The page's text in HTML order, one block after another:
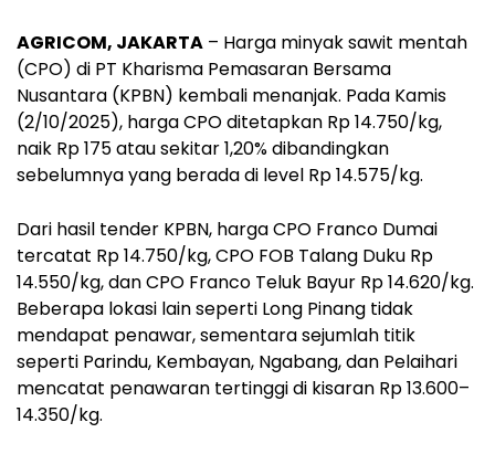
AGRICOM, JAKARTA – Harga minyak sawit mentah
(CPO) di PT Kharisma Pemasaran Bersama
Nusantara (KPBN) kembali menanjak. Pada Kamis
(2/10/2025), harga CPO ditetapkan Rp 14.750/kg,
naik Rp 175 atau sekitar 1,20% dibandingkan
sebelumnya yang berada di level Rp 14.575/kg.
Dari hasil tender KPBN, harga CPO Franco Dumai
tercatat Rp 14.750/kg, CPO FOB Talang Duku Rp
14.550/kg, dan CPO Franco Teluk Bayur Rp 14.620/kg.
Beberapa lokasi lain seperti Long Pinang tidak
mendapat penawar, sementara sejumlah titik
seperti Parindu, Kembayan, Ngabang, dan Pelaihari
mencatat penawaran tertinggi di kisaran Rp 13.600–
14.350/kg.